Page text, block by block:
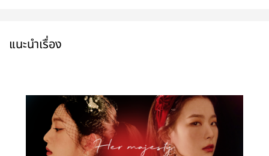
แนะนำเรื่อง